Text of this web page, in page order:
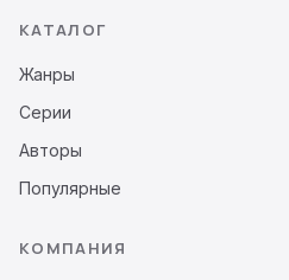
КАТАЛОГ
Жанры
Серии
Авторы
Популярные
КОМПАНИЯ